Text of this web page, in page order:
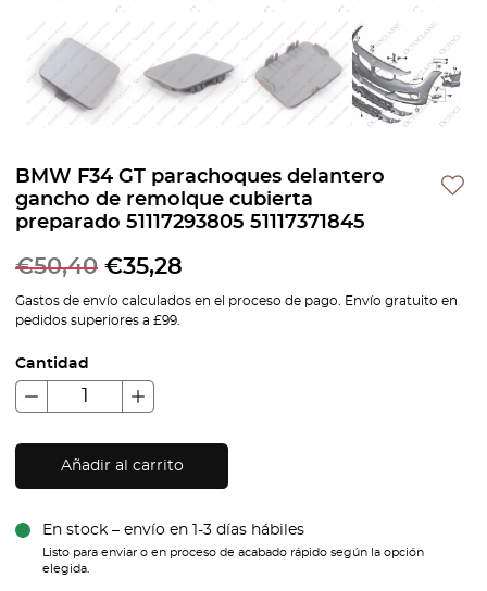
BMW F34 GT parachoques delantero
gancho de remolque cubierta
preparado 51117293805 51117371845
€50,40 €35,28
Gastos de envío calculados en el proceso de pago. Envío gratuito en
pedidos superiores a £99.
Cantidad
Añadir al carrito
En stock – envío en 1-3 días hábiles
Listo para enviar o en proceso de acabado rápido según la opción
elegida.